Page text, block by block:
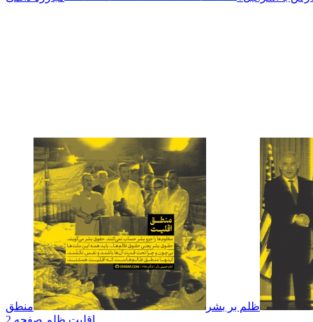
ظلم بر بشر
منطق
اقلیت ظلم صفحه 2